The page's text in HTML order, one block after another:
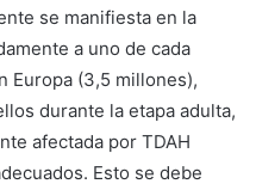
se manifiesta en la
a uno de cada
Europa (3,5 millones),
durante la etapa adulta,
afectada por TDAH
Esto se debe